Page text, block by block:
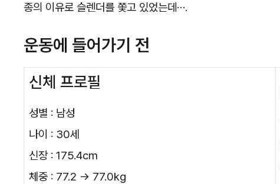
종의 이유로 슬렌더를 쫓고 있었는데….
운동에 들어가기 전
신체 프로필
성별 : 남성
나이 : 30세
신장 : 175.4cm
체중 : 77.2 → 77.0kg